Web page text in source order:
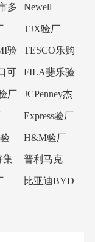
多
Newell
Brands纽威验
厂
TJX验厂
验
TESCO乐购
验厂
可
FILA斐乐验
厂
厂
JCPenney杰
西潘尼验厂
Express验厂
H&M验厂
集
普利马克
Primark验厂
比亚迪BYD